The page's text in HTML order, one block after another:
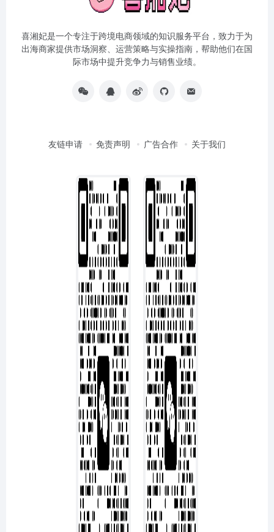
喜湘妃是一个专注于跨境电商领域的知识服务平台，致力于为
出海商家提供市场洞察、运营策略与实操指南，帮助他们在国
际市场中提升竞争力与销售业绩。
友链申请 免责声明 广告合作 关于我们